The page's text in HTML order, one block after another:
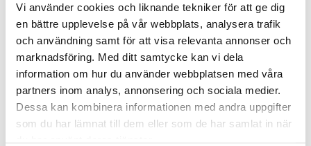
Vi använder cookies och liknande tekniker för att ge dig
en bättre upplevelse på vår webbplats, analysera trafik
och användning samt för att visa relevanta annonser och
marknadsföring. Med ditt samtycke kan vi dela
information om hur du använder webbplatsen med våra
partners inom analys, annonsering och sociala medier.
Dessa kan kombinera informationen med andra uppgifter
som du har lämnat till dem eller som de har samlat in när
du har använt deras tjänster.
ALLA NYHETER
Är du ingenjör eller konsult?
2026-07-02